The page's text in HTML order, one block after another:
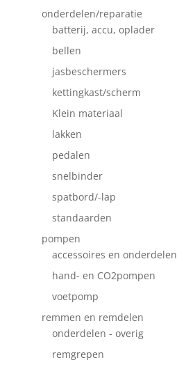
onderdelen/reparatie
batterij, accu, oplader
bellen
jasbeschermers
kettingkast/scherm
Klein materiaal
lakken
pedalen
snelbinder
spatbord/-lap
standaarden
pompen
accessoires en onderdelen
hand- en CO2pompen
voetpomp
remmen en remdelen
onderdelen - overig
remgrepen